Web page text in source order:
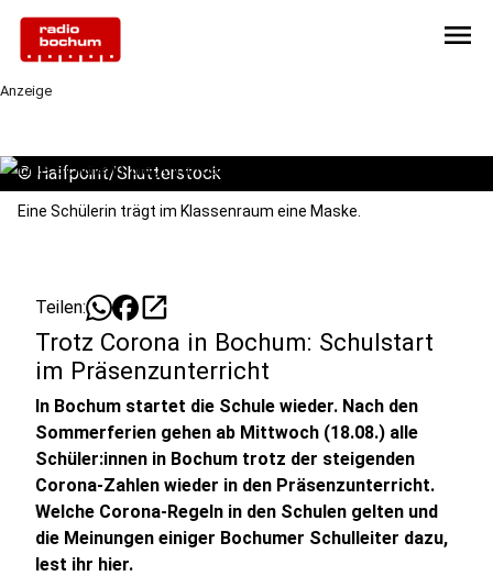
menu
Anzeige
© Halfpoint/Shutterstock
Eine Schülerin trägt im Klassenraum eine Maske.
Teilen: open_in_new
Trotz Corona in Bochum: Schulstart
im Präsenzunterricht
In Bochum startet die Schule wieder. Nach den
Sommerferien gehen ab Mittwoch (18.08.) alle
Schüler:innen in Bochum trotz der steigenden
Corona-Zahlen wieder in den Präsenzunterricht.
Welche Corona-Regeln in den Schulen gelten und
die Meinungen einiger Bochumer Schulleiter dazu,
lest ihr hier.